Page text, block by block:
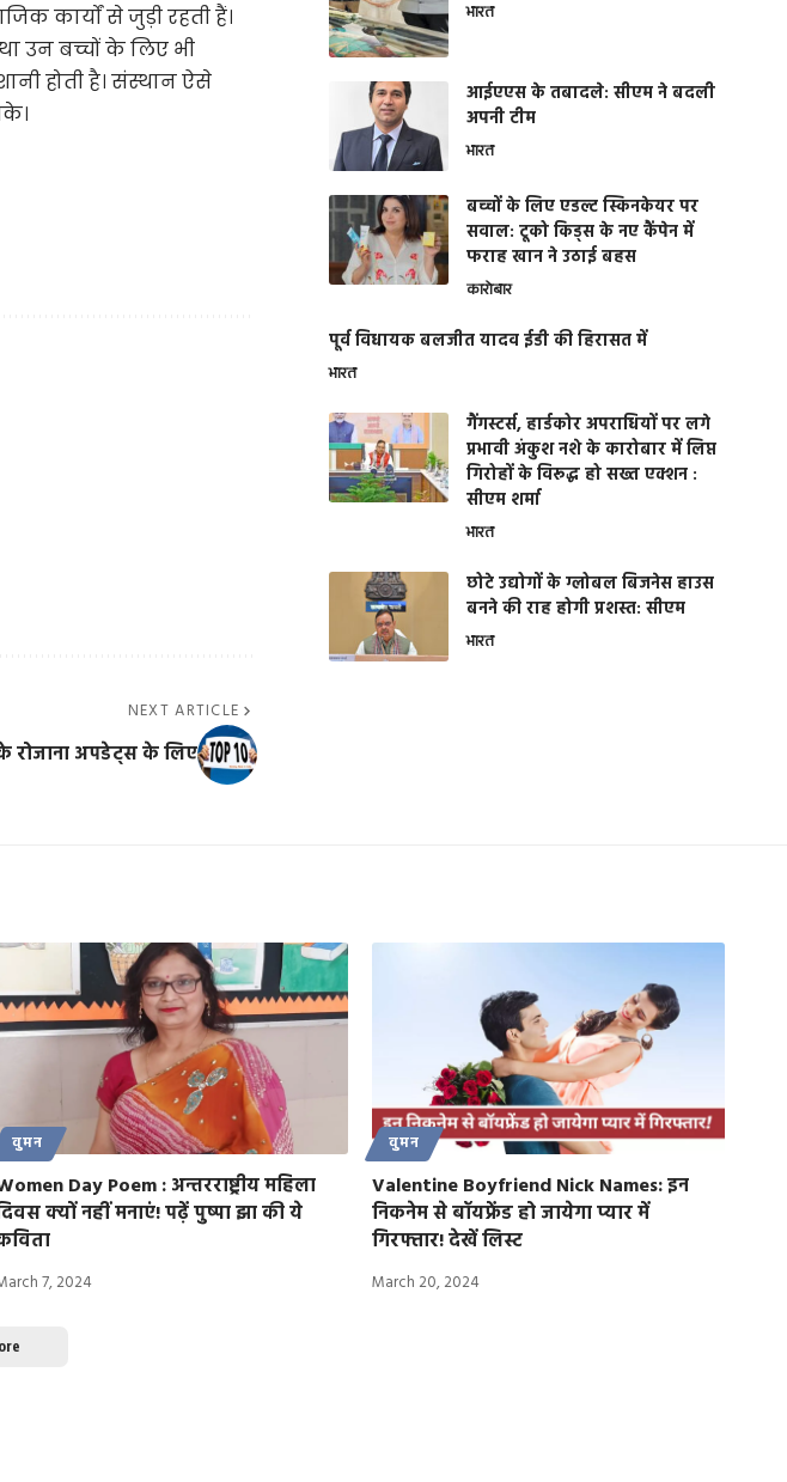
कार्यों से जुड़ी रहती हैं।
उन बच्चों के लिए भी
होती है। संस्थान ऐसे
NEXT ARTICLE
रोजाना अपडेट्स के लिए
भारत
आईएएस के तबादले: सीएम ने बदली
अपनी टीम
भारत
बच्चों के लिए एडल्ट स्किनकेयर पर
सवाल: टूको किड्स के नए कैंपेन में
फराह खान ने उठाई बहस
कारोबार
पूर्व विधायक बलजीत यादव ईडी की हिरासत में
भारत
गैंगस्टर्स, हार्डकोर अपराधियों पर लगे
प्रभावी अंकुश नशे के कारोबार में लिप्त
गिरोहों के विरूद्ध हो सख्त एक्शन :
सीएम शर्मा
भारत
छोटे उद्योगों के ग्लोबल बिजनेस हाउस
बनने की राह होगी प्रशस्त: सीएम
भारत
वुमन
Day Poem : अन्तरराष्ट्रीय महिला
क्यों नहीं मनाएं! पढ़ें पुष्पा झा की ये
7, 2024
वुमन
Valentine Boyfriend Nick Names: इन
निकनेम से बॉयफ्रेंड हो जायेगा प्यार में
गिरफ्तार! देखें लिस्ट
March 20, 2024